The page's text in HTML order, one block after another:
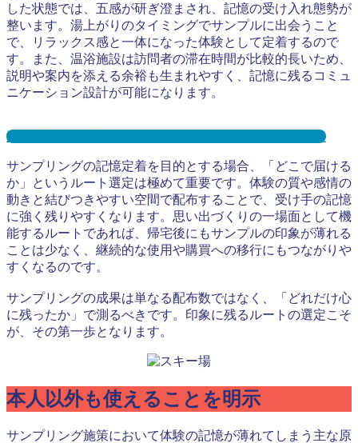
した状態では、五感が研ぎ澄まされ、記憶の受け入れ態勢が
整います。湯上がりのタイミングでサンプルに出会うこと
で、リラックス感と一体になった体験として定着するので
す。また、温浴施設は訪問者の滞在時間が比較的長いため、
説明や案内を添える余裕も生まれやすく、記憶に残るコミュ
ニケーション設計が可能になります。
温浴施設サンプリングとは？メリット３選と事例を紹介
サンプリングの記憶定着を目的とする場合、「どこで届ける
か」というルート選定は極めて重要です。体験の質や感情の
動きと結びつきやすい空間で配布することで、受け手の記憶
に強く残りやすくなります。思い出づくりの一場面として機
能するルートであれば、帰宅後にもサンプルの印象が薄れる
ことは少なく、継続的な使用や購買への移行にもつながりや
すくなるのです。
サンプリングの成果は単なる配布数ではなく、「どれだけ心
に残ったか」で測るべきです。印象に残るルートの選定こそ
が、その第一歩となります。
本人以外も使えることを明示
サンプリング施策において体験の記憶が薄れてしまう主な原